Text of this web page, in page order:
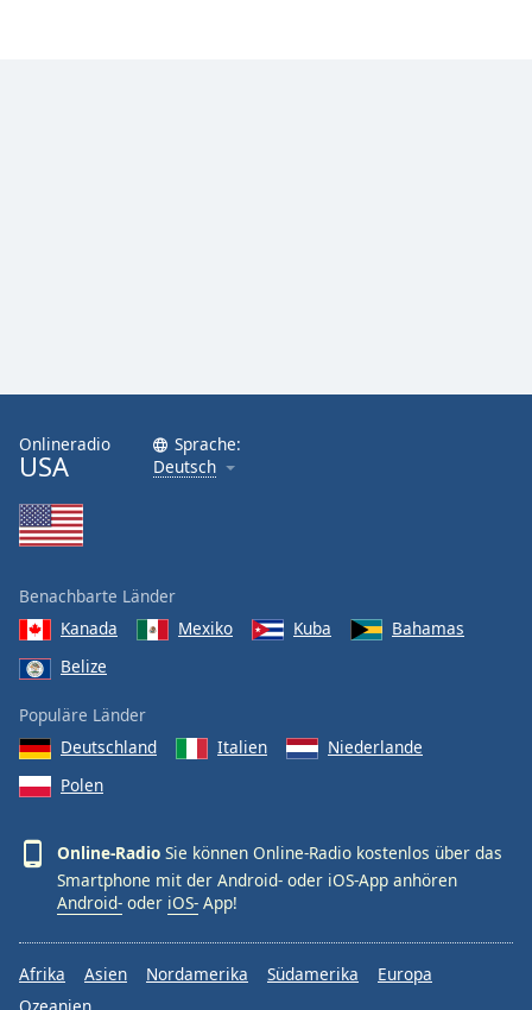
Onlineradio
USA
Sprache:
Deutsch
Benachbarte Länder
Kanada
Mexiko Kuba
Bahamas
Belize
Populäre Länder
Deutschland
Italien
Niederlande
Polen
Online-Radio Sie können Online-Radio kostenlos über das
Smartphone mit der Android- oder iOS-App anhören
Android- oder iOS- App!
Afrika Asien Nordamerika Südamerika
Europa